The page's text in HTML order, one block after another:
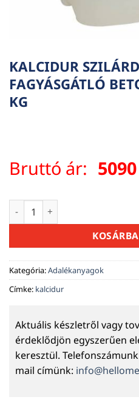
KALCIDUR
FAGYÁSGÁTLÓ
KG
Bruttó ár: 5090
KALCIDUR
Kategória:Adalékanyagok
Címke: kalcidur
Aktuális készletről vagy
érdeklődjön egyszerűen
keresztül.
mail címünk: